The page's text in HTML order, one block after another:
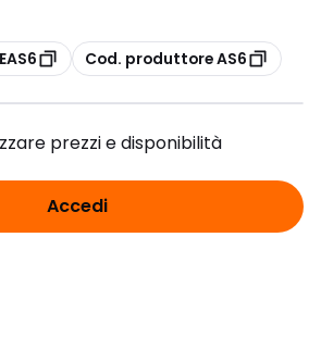
copia
Cod. produttore AS6
prezzi e disponibilità
Accedi